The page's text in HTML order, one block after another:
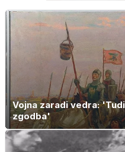
Vojna zaradi vedra:
zgodba'